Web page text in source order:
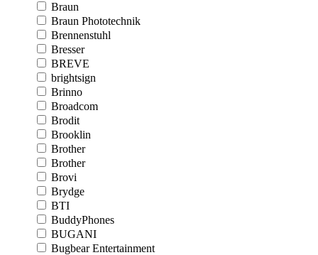
Braun
Braun Phototechnik
Brennenstuhl
Bresser
BREVE
brightsign
Brinno
Broadcom
Brodit
Brooklin
Brother
Brother
Brovi
Brydge
BTI
BuddyPhones
BUGANI
Bugbear Entertainment